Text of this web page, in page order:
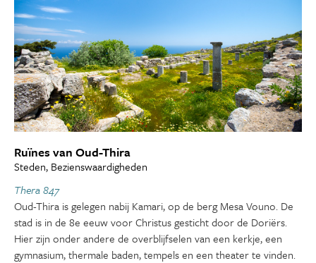
Ruïnes van Oud-Thira
Steden, Bezienswaardigheden
Thera 847
Oud-Thira is gelegen nabij Kamari, op de berg Mesa Vouno. De
stad is in de 8e eeuw voor Christus gesticht door de Doriërs.
Hier zijn onder andere de overblijfselen van een kerkje, een
gymnasium, thermale baden, tempels en een theater te vinden.